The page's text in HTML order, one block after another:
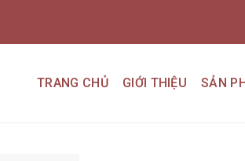
TRANG CHỦ GIỚI THIỆU SẢN